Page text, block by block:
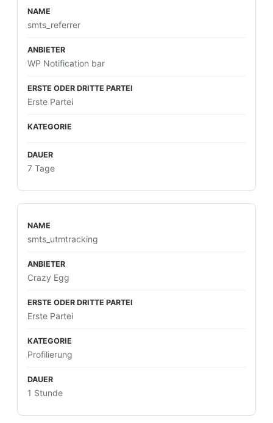
smts_referrer
WP Notification bar
Erste Partei
7 Tage
smts_utmtracking
Crazy Egg
Erste Partei
Profilierung
1 Stunde